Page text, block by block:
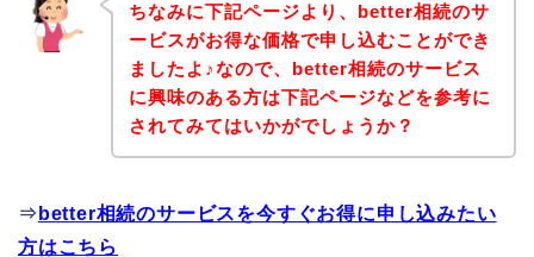
ちなみに下記ページより、better相続のサ
ービスがお得な価格で申し込むことができ
ましたよ♪なので、better相続のサービス
に興味のある方は下記ページなどを参考に
されてみてはいかがでしょうか？
⇒ better相続のサービスを今すぐお得に申し込みたい
方はこちら